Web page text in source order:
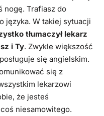
nogę. Trafiasz do
języka. W takiej sytuacji
tłumaczył lekarz
i Ty. Zwykle większość
się angielskim.
się z
lekarzowi
że jesteś
niesamowitego.